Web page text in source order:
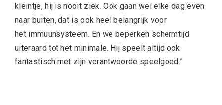
kleintje, hij is nooit ziek. Ook gaan wel elke dag even
naar buiten, dat is ook heel belangrijk voor
het immuunsysteem. En we beperken schermtijd
uiteraard tot het minimale. Hij speelt altijd ook
fantastisch met zijn verantwoorde speelgoed.”